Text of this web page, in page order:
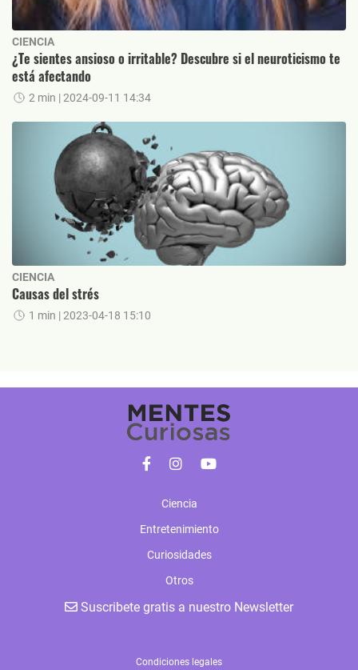
CIENCIA
¿Te sientes ansioso o irritable? Descubre si el neuroticismo te
está afectando
2 min | 2024-09-11 14:34
CIENCIA
Causas del strés
1 min | 2023-04-18 15:10
Ciencia
Entretenimiento
Curiosidades
Otros
Suscribete gratis a nuestro Newsletter
Condiciones legales